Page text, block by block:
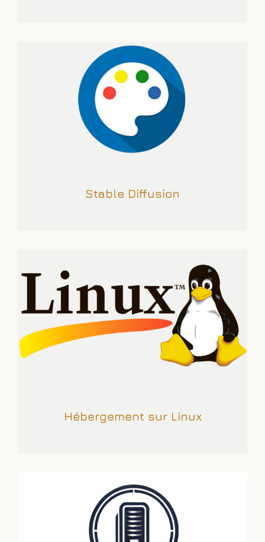
Stable Diffusion
Hébergement sur Linux